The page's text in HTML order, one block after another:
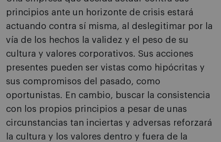
principios ante un horizonte de crisis estará
actuando contra sí misma, al deslegitimar por la
vía de los hechos la validez y el peso de su
cultura y valores corporativos. Sus acciones
presentes pueden ser vistas como hipócritas y
sus compromisos del pasado, como
oportunistas. En cambio, buscar la consistencia
con los propios principios a pesar de unas
circunstancias tan inciertas y adversas reforzará
la cultura y los valores dentro y fuera de la